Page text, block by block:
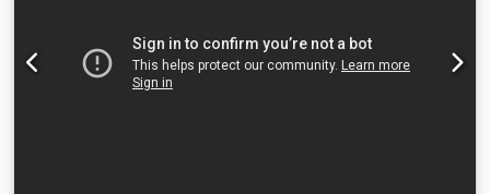
запуск заводу проводяться під нашою відповідальністю.
24/7 сервісне обслуговування. Досвід експорту понад 1000
бетонних заводів у більш ніж 90 країн. * ВИСОКА